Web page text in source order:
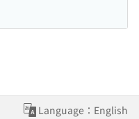
Language：English